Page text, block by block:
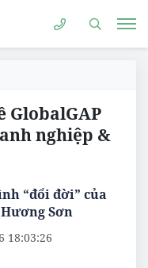
GlobalGAP
nghiệp &
“đổi đời” của
Sơn
18:03:26